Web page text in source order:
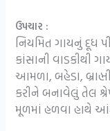
ઉપચાર :
નિયમિત ગાયનું દૂધ
કાંસાની વાડકીથી
આમળા, બહેડા,
કરીને બનાવેલું તેલ
મૂળમાં હળવા હાથે